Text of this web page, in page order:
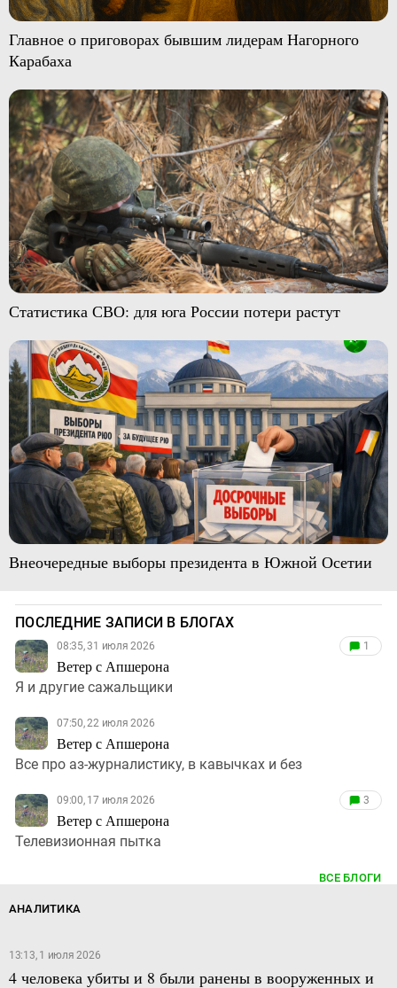
Главное о приговорах бывшим лидерам Нагорного
Карабаха
Статистика СВО: для юга России потери растут
Внеочередные выборы президента в Южной Осетии
ПОСЛЕДНИЕ ЗАПИСИ В БЛОГАХ
08:35, 31 июля 2026
Ветер с Апшерона
1
Я и другие сажальщики
07:50, 22 июля 2026
Ветер с Апшерона
Все про аз-журналистику, в кавычках и без
09:00, 17 июля 2026
Ветер с Апшерона
3
Телевизионная пытка
ВСЕ БЛОГИ
АНАЛИТИКА
13:13, 1 июля 2026
4 человека убиты и 8 были ранены в вооруженных и